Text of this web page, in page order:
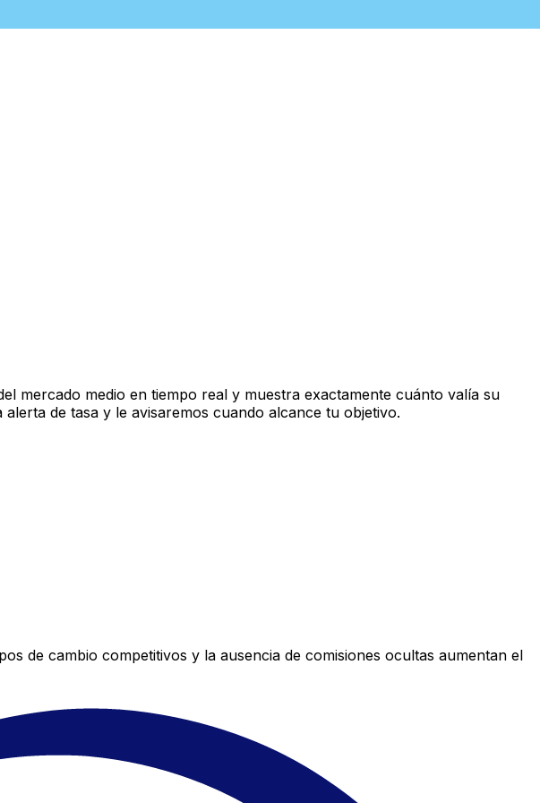
mercado medio en tiempo real y muestra exactamente cuánto valía su
de tasa y le avisaremos cuando alcance tu objetivo.
de cambio competitivos y la ausencia de comisiones ocultas aumentan el